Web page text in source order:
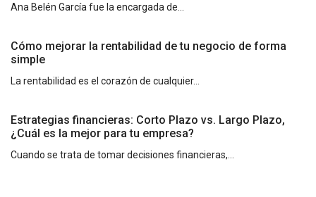
Ana Belén García fue la encargada de...
Cómo mejorar la rentabilidad de tu negocio de forma
simple
La rentabilidad es el corazón de cualquier...
Estrategias financieras: Corto Plazo vs. Largo Plazo,
¿Cuál es la mejor para tu empresa?
Cuando se trata de tomar decisiones financieras,...